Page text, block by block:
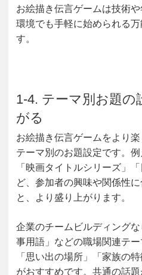
お絵描き伝言ゲームは技術
環境でも手軽に始められる
す。
1-4. テーマ別お題の
がる
お絵描き伝言ゲームをより楽
テーマ別のお題設定です。例
「映画タイトルシリーズ」
ど、参加者の興味や関係性
と、より盛り上がります。
企業のチームビルディング
事用語」などの職場関連テ
「思い出の場所」「家族の
がおすすめです。共通の話